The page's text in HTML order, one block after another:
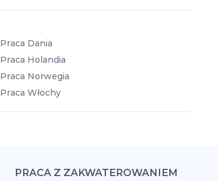
Praca Dania
Praca Holandia
Praca Norwegia
Praca Włochy
PRACA Z ZAKWATEROWANIEM